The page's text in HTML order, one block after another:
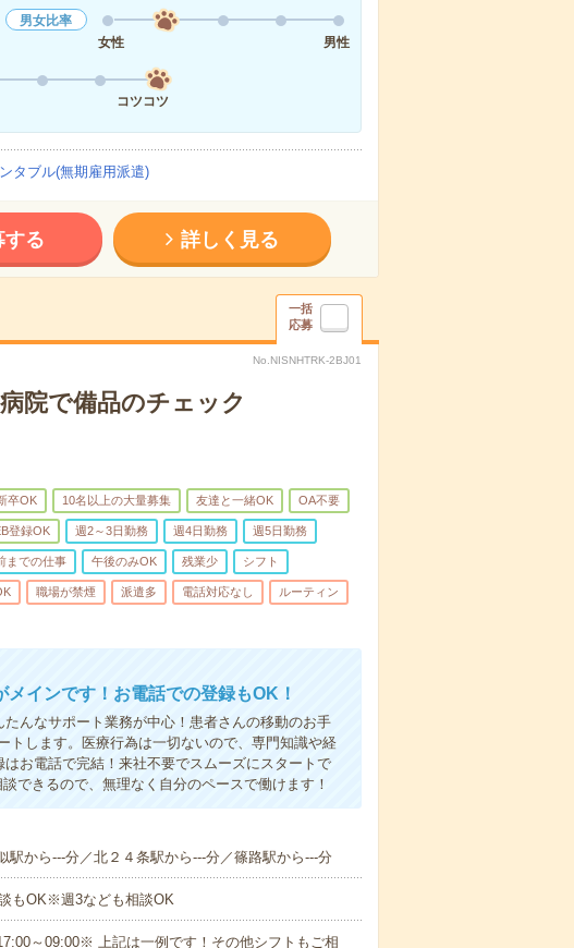
男女比率
女性
男性
コツコツ
タブル(無期雇用派遣)
する 詳しく見る
一括
応募
No.NISNHTRK-2BJ01
院で備品のチェック
卒OK 10名以上の大量募集 友達と一緒OK OA不要
登録OK 週2～3日勤務 週4日勤務 週5日勤務
までの仕事 午後のみOK 残業少 シフト
職場が禁煙 派遣多 電話対応なし ルーティン
インです！お電話での登録もOK！
んなサポート業務が中心！患者さんの移動のお手
トします。医療行為は一切ないので、専門知識や経
お電話で完結！来社不要でスムーズにスタートで
できるので、無理なく自分のペースで働けます！
駅から---分／北２４条駅から---分／篠路駅から---分
もOK※週3なども相談OK
～09:00※ 上記は一例です！その他シフトもご相